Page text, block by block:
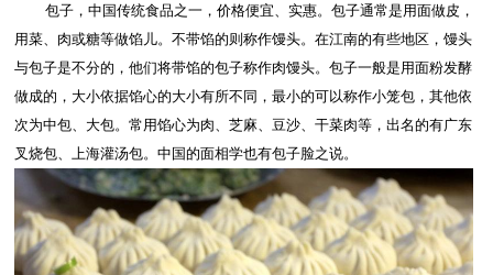
包子，中国传统食品之一，价格便宜、实惠。包子通常是用面做皮，
用菜、肉或糖等做馅儿。不带馅的则称作馒头。在江南的有些地区，馒头
与包子是不分的，他们将带馅的包子称作肉馒头。包子一般是用面粉发酵
做成的，大小依据馅心的大小有所不同，最小的可以称作小笼包，其他依
次为中包、大包。常用馅心为肉、芝麻、豆沙、干菜肉等，出名的有广东
叉烧包、上海灌汤包。中国的面相学也有包子脸之说。